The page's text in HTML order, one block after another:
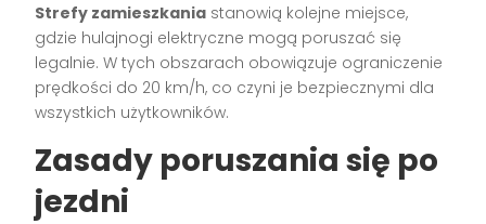
Strefy zamieszkania stanowią kolejne miejsce,
gdzie hulajnogi elektryczne mogą poruszać się
legalnie. W tych obszarach obowiązuje ograniczenie
prędkości do 20 km/h, co czyni je bezpiecznymi dla
wszystkich użytkowników.
Zasady poruszania się po
jezdni